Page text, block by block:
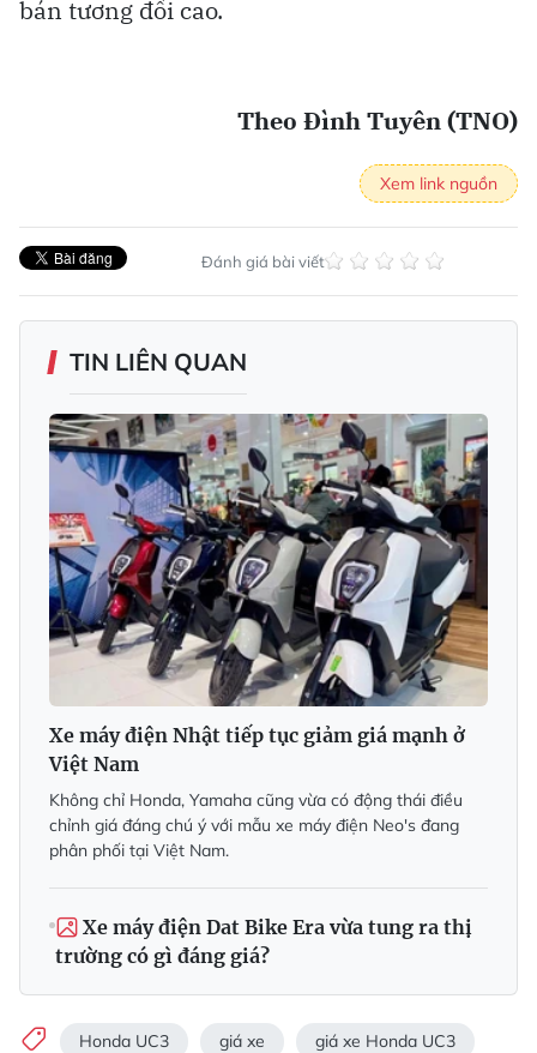
bán tương đối cao.
Theo Đình Tuyên (TNO)
Xem link nguồn
Đánh giá bài viết
TIN LIÊN QUAN
Xe máy điện Nhật tiếp tục giảm giá mạnh ở
Việt Nam
Không chỉ Honda, Yamaha cũng vừa có động thái điều
chỉnh giá đáng chú ý với mẫu xe máy điện Neo's đang
phân phối tại Việt Nam.
Xe máy điện Dat Bike Era vừa tung ra thị
trường có gì đáng giá?
Honda UC3 giá xe giá xe Honda UC3